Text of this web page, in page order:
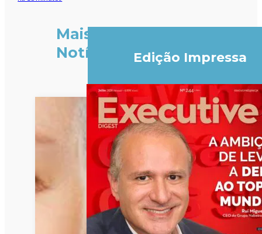
Mais
Notícias
Edição Impressa